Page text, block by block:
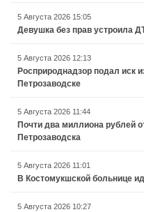
5 Августа 2026 15:05
Девушка без прав устроила
5 Августа 2026 12:13
Росприроднадзор подал иск
Петрозаводске
5 Августа 2026 11:44
Почти два миллиона рублей
Петрозаводска
5 Августа 2026 11:01
В Костомукшской больнице
5 Августа 2026 10:27